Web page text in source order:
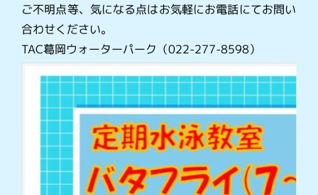
ご不明点等、気になる点はお気軽にお電話にてお問い
合わせください。
TAC葛岡ウォーターパーク（022-277-8598）